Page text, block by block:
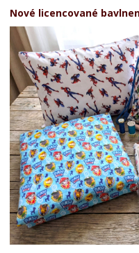
Nové licencované